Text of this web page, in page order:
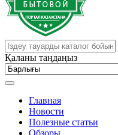
Қаланы таңдаңыз
Главная
Новости
Полезные статьи
Обзоры